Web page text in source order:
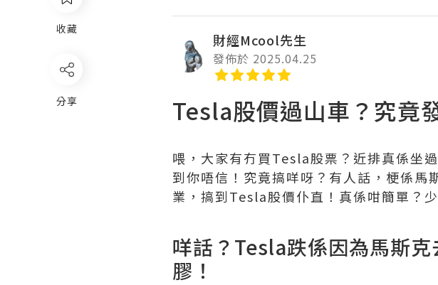
財經Mcool先生
發佈於 2025.04.25
Tesla股價過山車？究竟
喂，大家有冇買Tesla股票？近排真係坐
到你唔信！究竟搞咩呀？有人話，梗係
業，搞到Tesla股價仆直！真係咁簡單？
咩話？Tesla跌係因為馬斯
膠！
收藏
分享